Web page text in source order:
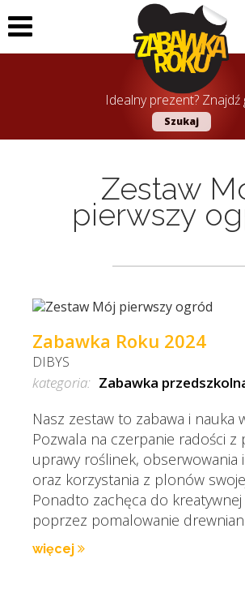
Idealny prezent? Znajdź
Szukaj
Zestaw
pierwszy
Zabawka Roku 2024
DIBYS
kategoria: Zabawka
Nasz zestaw to zabawa i nauka
Pozwala na czerpanie radości z
uprawy roślinek, obserwowania
oraz korzystania z plonów
Ponadto zachęca do
poprzez pomalowanie
więcej